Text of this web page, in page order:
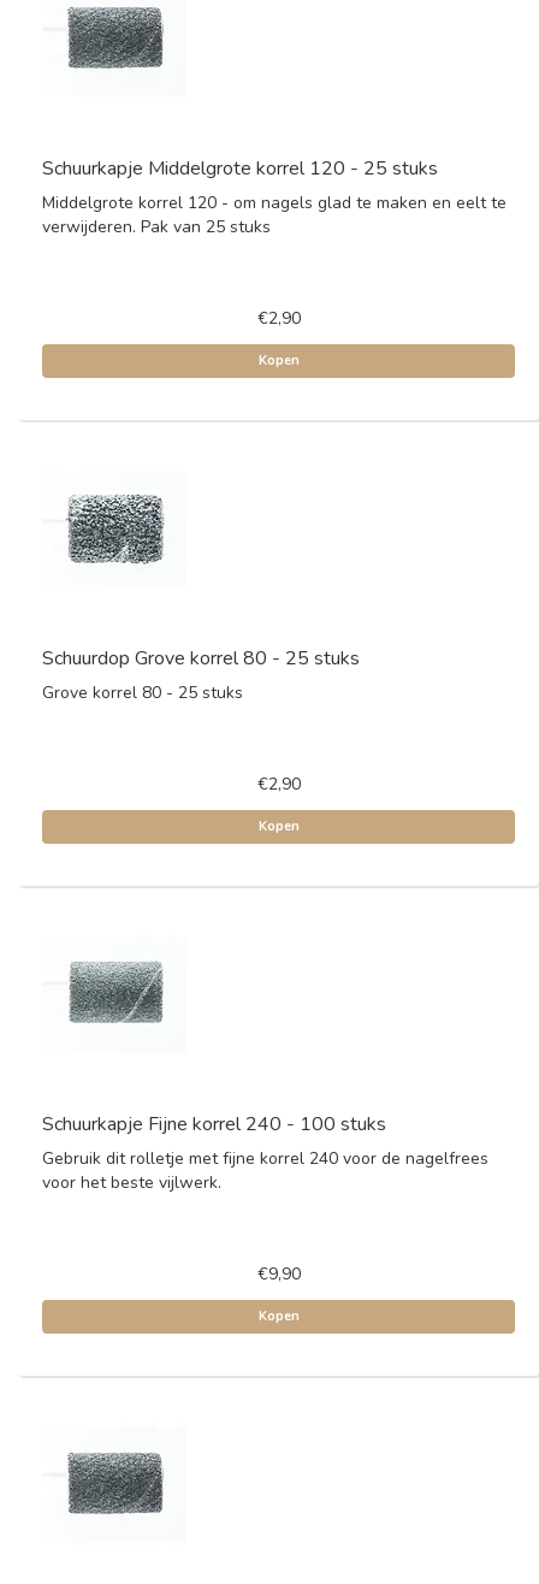
Schuurkapje Middelgrote korrel 120 - 25 stuks
Middelgrote korrel 120 - om nagels glad te maken en eelt te
verwijderen. Pak van 25 stuks
€2,90
Kopen
Schuurdop Grove korrel 80 - 25 stuks
Grove korrel 80 - 25 stuks
€2,90
Kopen
Schuurkapje Fijne korrel 240 - 100 stuks
Gebruik dit rolletje met fijne korrel 240 voor de nagelfrees
voor het beste vijlwerk.
€9,90
Kopen